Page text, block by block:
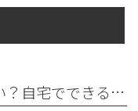
頭が重い・めまいは血圧のせい？自宅でできる確認法と受診目安